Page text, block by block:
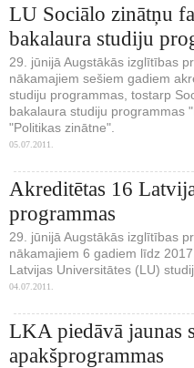
LU Sociālo zinātņu
bakalaura studiju
29. jūnijā Augstākās izglītības
nākamajiem sešiem gadiem
studiju programmas, tostarp
bakalaura studiju programmas
"Politikas zinātne".
05.07.2011.
Akreditētas 16
programmas
29. jūnijā Augstākās izglītības
nākamajiem 6 gadiem līdz
Latvijas Universitātes (LU)
04.07.2011.
LKA piedāvā jaunas
apakšprogrammas